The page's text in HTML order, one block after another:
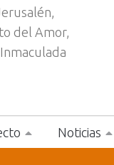
del Amor,
Noticias